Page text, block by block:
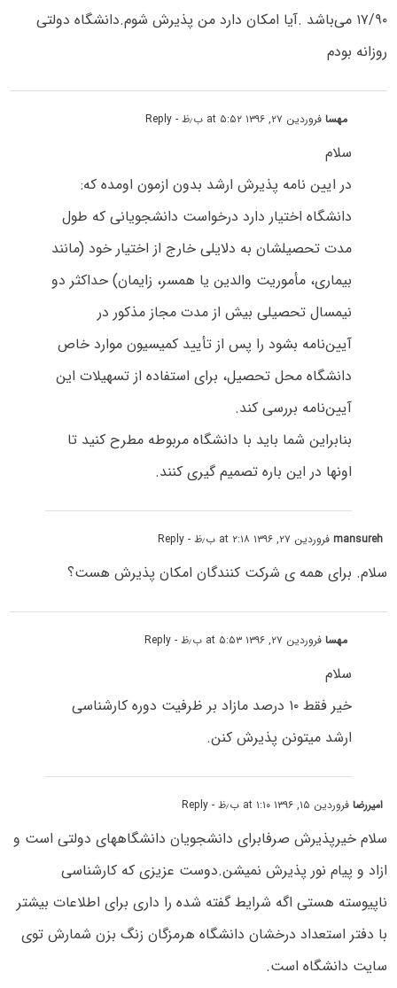
۱۷/۹۰ می‌باشد .آیا امکان دارد من پذیرش شوم.دانشگاه دولتی
روزانه بودم
مهسافروردین ۲۷, ۱۳۹۶ at ۵:۵۲ ب٫ظ - Reply
سلام
در ایین نامه پذیرش ارشد بدون ازمون اومده که:
دانشگاه اختیار دارد درخواست دانشجویانی که طول
مدت تحصیلشان به دلایلی خارج از اختیار خود (مانند
بیماری، مأموریت والدین یا همسر، زایمان) حداکثر دو
نیمسال تحصیلی بیش از مدت مجاز مذکور در
آیین‌نامه بشود را پس از تأیید کمیسیون موارد خاص
دانشگاه محل تحصیل، برای استفاده از تسهیلات این
آیین‌نامه بررسی کند.
بنابراین شما باید با دانشگاه مربوطه مطرح کنید تا
اونها در این باره تصمیم گیری کنند.
mansurehفروردین ۲۷, ۱۳۹۶ at ۲:۱۸ ب٫ظ - Reply
سلام. برای همه ی شرکت کنندگان امکان پذیرش هست؟
مهسافروردین ۲۷, ۱۳۹۶ at ۵:۵۳ ب٫ظ - Reply
سلام
خیر فقط ۱۰ درصد مازاد بر ظرفیت دوره کارشناسی
ارشد میتونن پذیرش کنن.
امیررضافروردین ۱۵, ۱۳۹۶ at ۱:۱۰ ب٫ظ - Reply
سلام خیرپذیرش صرفابرای دانشجویان دانشگاههای دولتی است و
ازاد و پیام نور پذیرش نمیشن.دوست عزیزی که کارشناسی
ناپیوسته هستی اگه شرایط گفته شده را داری برای اطلاعات بیشتر
با دفتر استعداد درخشان دانشگاه هرمزگان زنگ بزن شمارش توی
سایت دانشگاه است.